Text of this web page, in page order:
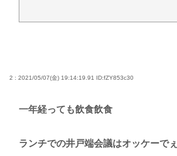
から来たの？(´・ω・`)
医療脱毛・脱毛サロンを考えてるん
2 : 2021/05/07(金) 19:14:19.91 ID:fZY853c30
一年経っても飲食飲食
ランチでの井戸端会議はオッケーで